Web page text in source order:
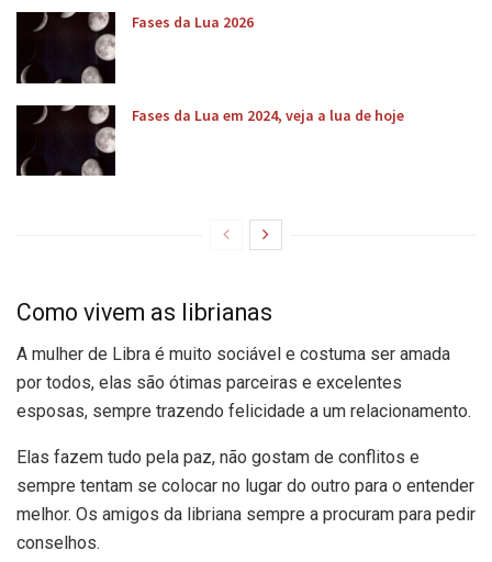
Fases da Lua 2026
Fases da Lua em 2024, veja a lua de hoje
Como vivem as librianas
A mulher de Libra é muito sociável e costuma ser amada
por todos, elas são ótimas parceiras e excelentes
esposas, sempre trazendo felicidade a um relacionamento.
Elas fazem tudo pela paz, não gostam de conflitos e
sempre tentam se colocar no lugar do outro para o entender
melhor. Os amigos da libriana sempre a procuram para pedir
conselhos.